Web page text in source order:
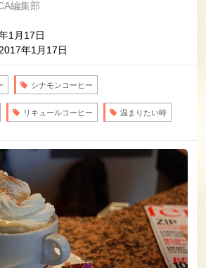
編集部
1月17日
年1月17日
シナモンコーヒー
リキュールコーヒー 温まりたい時